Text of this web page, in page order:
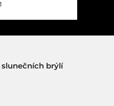
brýlí